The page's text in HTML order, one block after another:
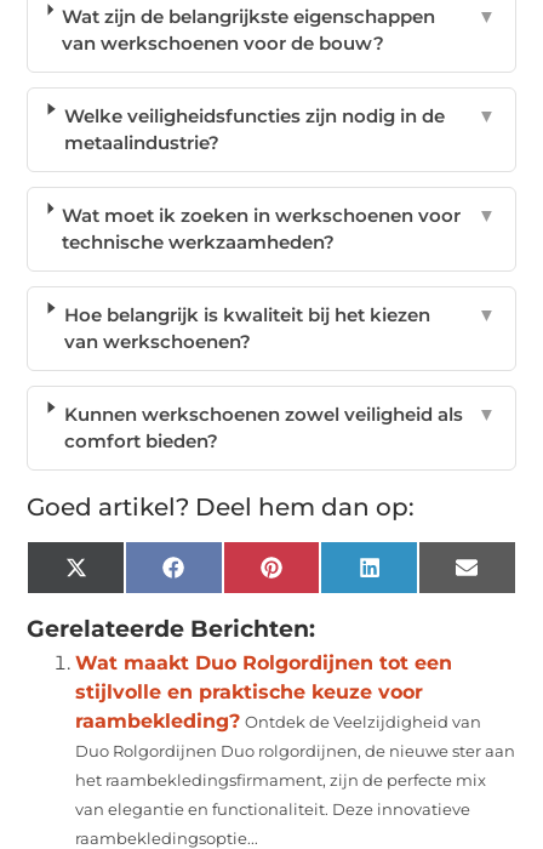
Wat zijn de belangrijkste eigenschappen
van werkschoenen voor de bouw?
▼
Welke veiligheidsfuncties zijn nodig in de
metaalindustrie?
▼
Wat moet ik zoeken in werkschoenen voor
technische werkzaamheden?
▼
Hoe belangrijk is kwaliteit bij het kiezen
van werkschoenen?
▼
Kunnen werkschoenen zowel veiligheid als
comfort bieden?
▼
Goed artikel? Deel hem dan op:
X
(Twitter)
Facebook Pinterest LinkedIn Email
Gerelateerde Berichten:
Wat maakt Duo Rolgordijnen tot een
stijlvolle en praktische keuze voor
raambekleding? Ontdek de Veelzijdigheid van
Duo Rolgordijnen Duo rolgordijnen, de nieuwe ster aan
het raambekledingsfirmament, zijn de perfecte mix
van elegantie en functionaliteit. Deze innovatieve
raambekledingsoptie...